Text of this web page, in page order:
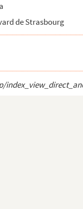
de Strasbourg